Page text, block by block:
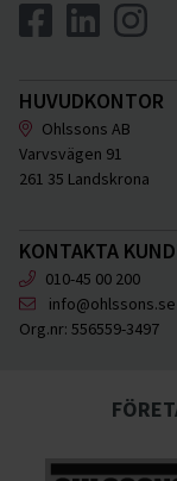
HUVUDKONTOR
Ohlssons AB
Varvsvägen 91
261 35 Landskrona
KONTAKTA
010-45 00 200
info@ohlssons.se
Org.nr: 556559-3497